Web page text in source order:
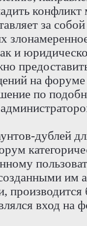
за
и
на форуме
по
дублей
им
производится
вход на